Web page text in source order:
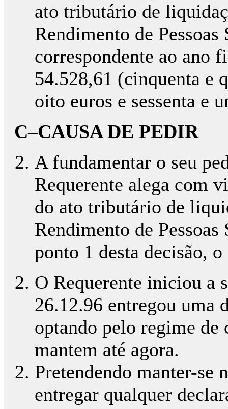
ato tributário de
Rendimento de
correspondente ao ano
54.528,61 (cinquenta e
oito euros e sessenta e
C–CAUSA DE PEDIR
A fundamentar o seu
Requerente alega com
do ato tributário de
Rendimento de
ponto 1 desta decisão,
O Requerente iniciou a
26.12.96 entregou uma
optando pelo regime de
mantem até agora.
Pretendendo manter-se
entregar qualquer